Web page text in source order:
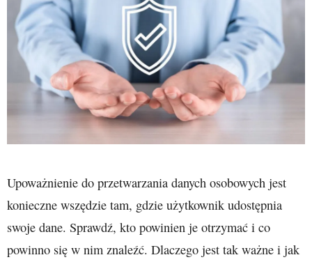
Upoważnienie do przetwarzania danych osobowych jest
konieczne wszędzie tam, gdzie użytkownik udostępnia
swoje dane. Sprawdź, kto powinien je otrzymać i co
powinno się w nim znaleźć. Dlaczego jest tak ważne i jak